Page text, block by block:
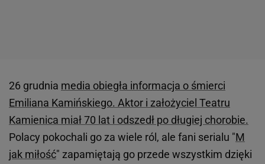
26 grudnia media obiegła informacja o śmierci
Emiliana Kamińskiego. Aktor i założyciel Teatru
Kamienica miał 70 lat i odszedł po długiej chorobie.
Polacy pokochali go za wiele ról, ale fani serialu "M
jak miłość" zapamiętają go przede wszystkim dzięki